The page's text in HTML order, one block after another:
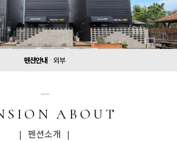
펜션안내 외부
ABOUT
| 펜션소개 |